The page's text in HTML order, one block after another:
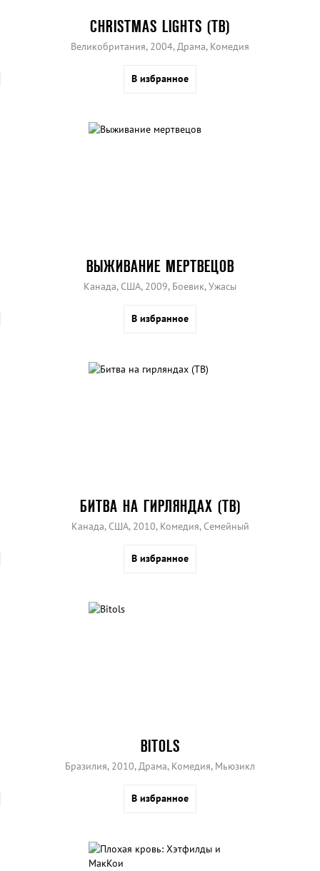
CHRISTMAS LIGHTS (ТВ)
Великобритания, 2004, Драма, Комедия
В избранное
ВЫЖИВАНИЕ МЕРТВЕЦОВ
Канада, США, 2009, Боевик, Ужасы
В избранное
БИТВА НА ГИРЛЯНДАХ (ТВ)
Канада, США, 2010, Комедия, Семейный
В избранное
BITOLS
Бразилия, 2010, Драма, Комедия, Мьюзикл
В избранное